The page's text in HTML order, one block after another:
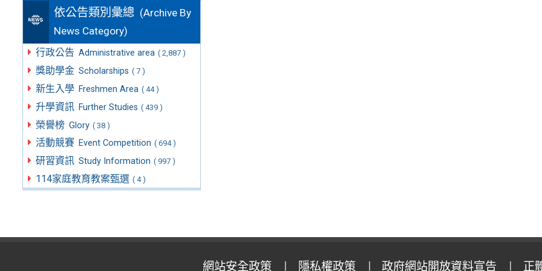
依公告類別彙總 (Archive By
News Category)
行政公告 Administrative area ( 2,887 )
獎助學金 Scholarships ( 7 )
新生入學 Freshmen Area ( 44 )
升學資訊 Further Studies ( 439 )
榮譽榜 Glory ( 38 )
活動競賽 Event Competition ( 694 )
研習資訊 Study Information ( 997 )
114家庭教育教案甄選 ( 4 )
網站安全政策 隱私權政策 政府網站開放資料宣告 正